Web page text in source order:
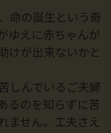
命の誕生という奇
ゆえに赤ちゃんが
けが出来ないかと
しんでいるご夫婦
るのを知らずに苦
ません。工夫さえ